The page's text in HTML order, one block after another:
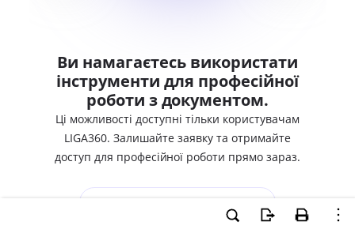
Ви намагаєтесь використати
інструменти для професійної
роботи з документом.
Ці можливості доступні тільки користувачам
LIGA360. Залишайте заявку та отримайте
доступ для професійної роботи прямо зараз.
ХОЧУ СПРОБУВАТИ LIGA360 - ОТРИМАТИ